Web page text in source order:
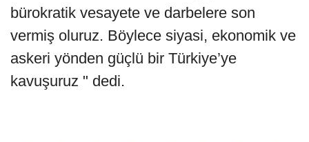
bürokratik vesayete ve darbelere son
vermiş oluruz. Böylece siyasi, ekonomik ve
askeri yönden güçlü bir Türkiye’ye
kavuşuruz " dedi.